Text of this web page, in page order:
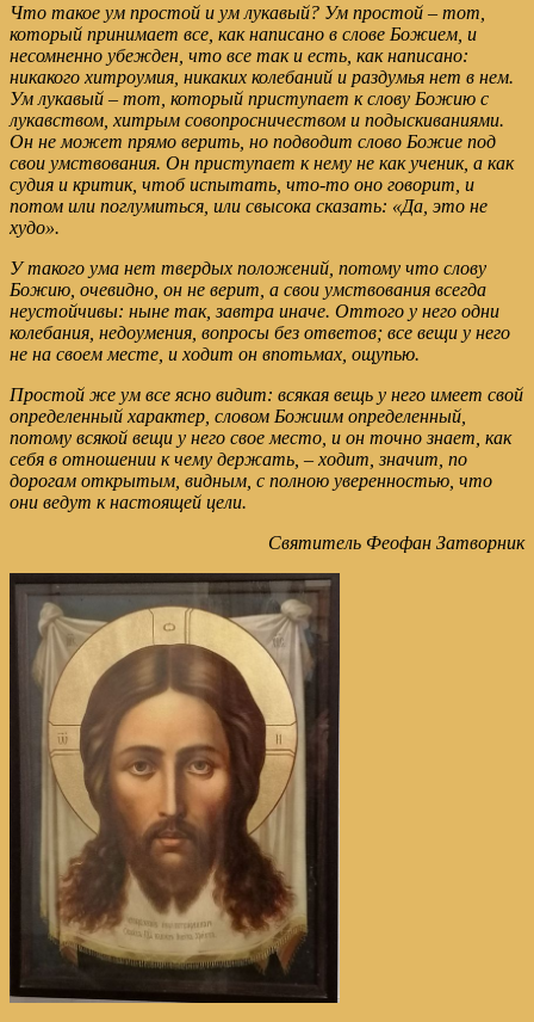
Что такое ум простой и ум лукавый? Ум простой – тот,
который принимает все, как написано в слове Божием, и
несомненно убежден, что все так и есть, как написано:
никакого хитроумия, никаких колебаний и раздумья нет в нем.
Ум лукавый – тот, который приступает к слову Божию с
лукавством, хитрым совопросничеством и подыскиваниями.
Он не может прямо верить, но подводит слово Божие под
свои умствования. Он приступает к нему не как ученик, а как
судия и критик, чтоб испытать, что-то оно говорит, и
потом или поглумиться, или свысока сказать: «Да, это не
худо».
У такого ума нет твердых положений, потому что слову
Божию, очевидно, он не верит, а свои умствования всегда
неустойчивы: ныне так, завтра иначе. Оттого у него одни
колебания, недоумения, вопросы без ответов; все вещи у него
не на своем месте, и ходит он впотьмах, ощупью.
Простой же ум все ясно видит: всякая вещь у него имеет свой
определенный характер, словом Божиим определенный,
потому всякой вещи у него свое место, и он точно знает, как
себя в отношении к чему держать, – ходит, значит, по
дорогам открытым, видным, с полною уверенностью, что
они ведут к настоящей цели.
Святитель Феофан Затворник